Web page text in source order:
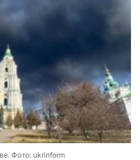
Фото: ukrinform